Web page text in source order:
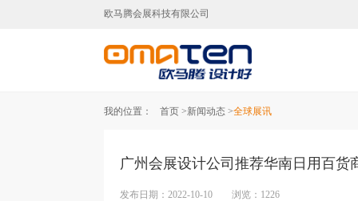
欧马腾会展科技有限公司
我的位置： 首页 >新闻动态 >全球展讯
广州会展设计公司推荐华南日用百货
发布日期：2022-10-10 浏览：1226